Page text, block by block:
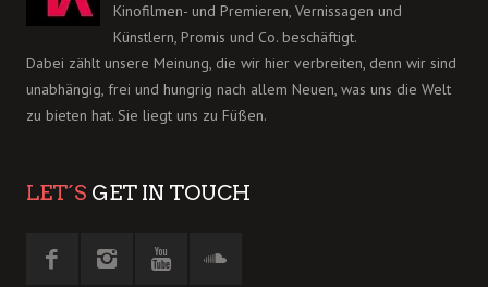
Kinofilmen- und Premieren, Vernissagen und
Künstlern, Promis und Co. beschäftigt.
Dabei zählt unsere Meinung, die wir hier verbreiten, denn wir sind
unabhängig, frei und hungrig nach allem Neuen, was uns die Welt
zu bieten hat. Sie liegt uns zu Füßen.
LET´S GET IN TOUCH